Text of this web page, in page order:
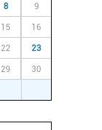
8 9
15 16
22 23
29 30